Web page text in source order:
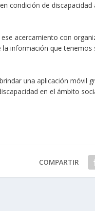
condición de
acercamiento con
la información que
una aplicación móvil
en el ámbito
COMPARTIR